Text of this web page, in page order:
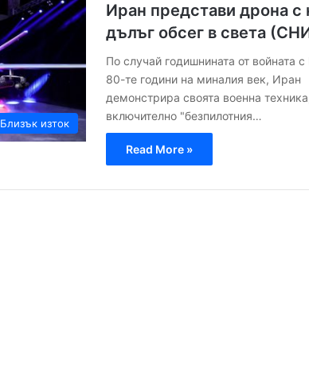
Близък изток
Иран представи дрона с
дълъг обсег в света
По случай годишнината от войната
80-те години на миналия век, Иран
демонстрира своята военна
включително "безпилотния…
Read More »